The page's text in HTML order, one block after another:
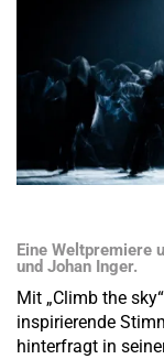
Eine Weltpremiere
und Johan Inger.
Mit „Climb the
inspirierende
hinterfragt in